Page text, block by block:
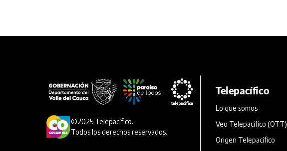
©2025 Telepacífico.
Todos los derechos reservados.
Telepacífico
Lo que somos
Veo Telepacífico (OTT)
Origen Telepacífico